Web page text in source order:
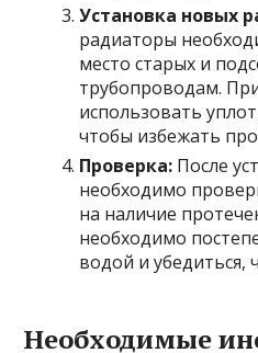
Установка новых
радиаторы
место старых и
трубопроводам.
использовать
чтобы избежать
Проверка: После
необходимо
на наличие
необходимо
водой и убедиться,
Необходимые